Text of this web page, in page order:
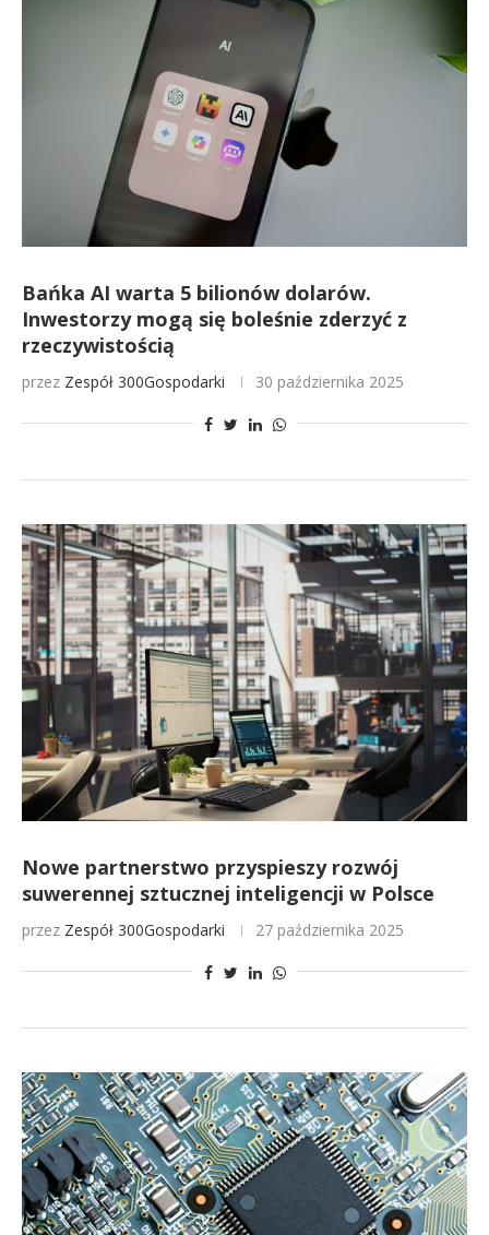
Bańka AI warta 5 bilionów dolarów.
Inwestorzy mogą się boleśnie zderzyć z
rzeczywistością
przez Zespół 300Gospodarki 30 października 2025
Nowe partnerstwo przyspieszy rozwój
suwerennej sztucznej inteligencji w Polsce
przez Zespół 300Gospodarki 27 października 2025